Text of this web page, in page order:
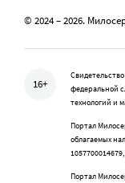
© 2024 – 2026.
16+
федеральной
технологий и
Портал
облагаемых
Портал